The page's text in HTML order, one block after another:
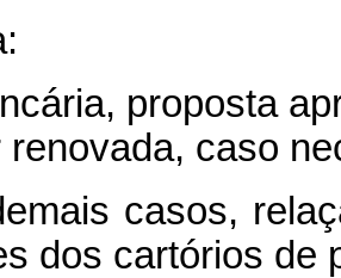
proposta
caso
casos,
dos cartórios de